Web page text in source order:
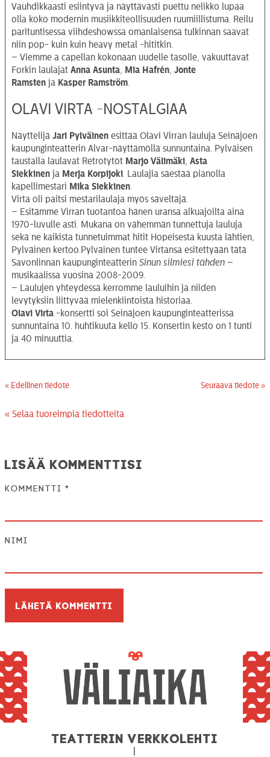
Vauhdikkaasti esiintyvä ja näyttävästi puettu nelikko lupaa
olla koko modernin musiikkiteollisuuden ruumiillistuma. Reilu
parituntisessa viihdeshowssa omanlaisensa tulkinnan saavat
niin pop- kuin kuin heavy metal -hititkin.
– Viemme a capellan kokonaan uudelle tasolle, vakuuttavat
Forkin laulajat Anna Asunta, Mia Hafrén, Jonte
Ramsten ja Kasper Ramström.
OLAVI VIRTA -NOSTALGIAA
Näyttelijä Jari Pylväinen esittää Olavi Virran lauluja Seinäjoen
kaupunginteatterin Alvar-näyttämöllä sunnuntaina. Pylväisen
taustalla laulavat Retrotytöt Marjo Välimäki, Asta
Siekkinen ja Merja Korpijoki. Laulajia säestää pianolla
kapellimestari Mika Siekkinen.
Virta oli paitsi mestarilaulaja myös säveltäjä.
– Esitämme Virran tuotantoa hänen uransa alkuajoilta aina
1970-luvulle asti. Mukana on vähemmän tunnettuja lauluja
sekä ne kaikista tunnetuimmat hitit Hopeisesta kuusta lähtien,
Pylväinen kertoo.Pylväinen tuntee Virtansa esitettyään tätä
Savonlinnan kaupunginteatterin Sinun silmiesi tähden –
musikaalissa vuosina 2008-2009.
– Laulujen yhteydessä kerromme lauluihin ja niiden
levytyksiin liittyvää mielenkiintoista historiaa.
Olavi Virta -konsertti soi Seinäjoen kaupunginteatterissa
sunnuntaina 10. huhtikuuta kello 15. Konsertin kesto on 1 tunti
ja 40 minuuttia.
« Edellinen tiedote Seuraava tiedote »
« Selaa tuoreimpia tiedotteita
Lisää kommenttisi
Kommentti *
Nimi
Teatterin verkkolehti
|